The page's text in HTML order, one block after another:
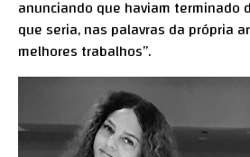
anunciando que haviam terminado
que seria, nas palavras da própria
melhores trabalhos”.